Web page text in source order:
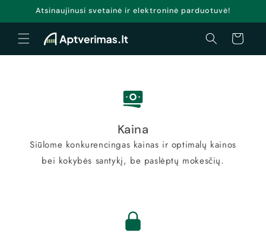
Eiti įAtsinaujinusi svetainė ir elektroninė parduotuvė!
Krepšelis
Kaina
Siūlome konkurencingas kainas ir optimalų kainos
bei kokybės santykį, be paslėptų mokesčių.